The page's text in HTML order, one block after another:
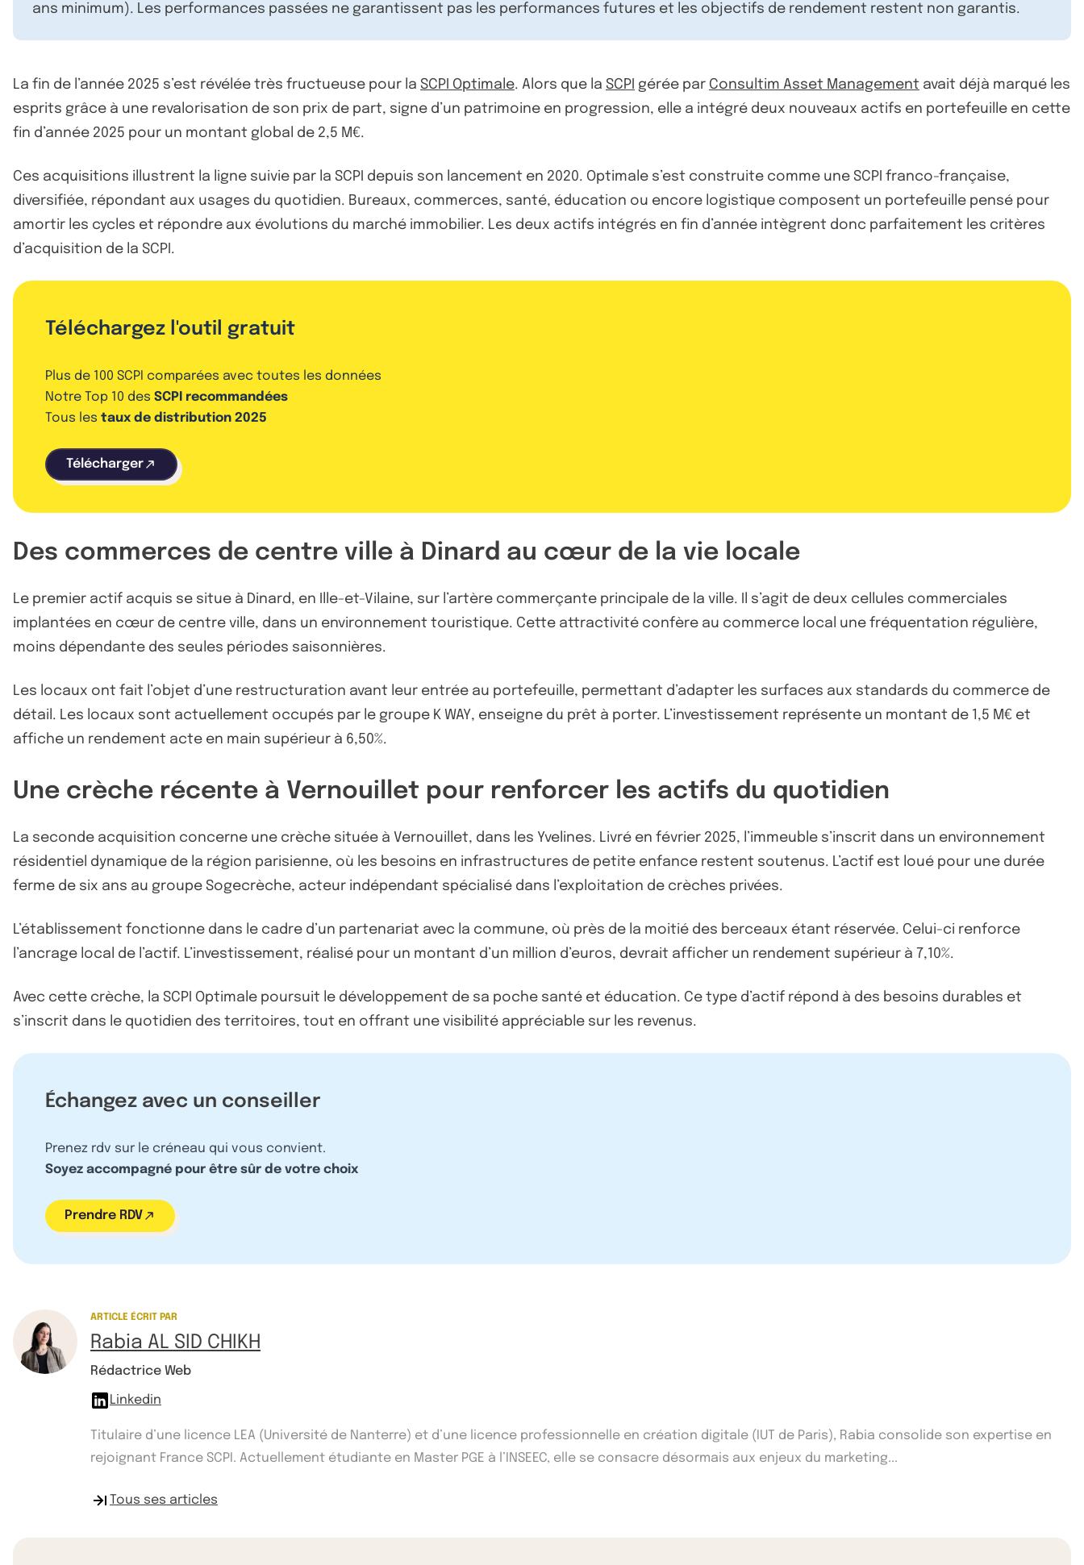
ans minimum). Les performances passées ne garantissent pas les performances futures et les objectifs de rendement restent non garantis.
La fin de l’année 2025 s’est révélée très fructueuse pour la SCPI Optimale. Alors que la SCPI gérée par Consultim Asset Management avait déjà marqué les
esprits grâce à une revalorisation de son prix de part, signe d’un patrimoine en progression, elle a intégré deux nouveaux actifs en portefeuille en cette
fin d’année 2025 pour un montant global de 2,5 M€.
Ces acquisitions illustrent la ligne suivie par la SCPI depuis son lancement en 2020. Optimale s’est construite comme une SCPI franco-française,
diversifiée, répondant aux usages du quotidien. Bureaux, commerces, santé, éducation ou encore logistique composent un portefeuille pensé pour
amortir les cycles et répondre aux évolutions du marché immobilier. Les deux actifs intégrés en fin d’année intègrent donc parfaitement les critères
d’acquisition de la SCPI.
Téléchargez l'outil gratuit
Plus de 100 SCPI comparées avec toutes les données
Notre Top 10 des SCPI recommandées
Tous les taux de distribution 2025
Télécharger
Des commerces de centre ville à Dinard au cœur de la vie locale
Le premier actif acquis se situe à Dinard, en Ille-et-Vilaine, sur l’artère commerçante principale de la ville. Il s’agit de deux cellules commerciales
implantées en cœur de centre ville, dans un environnement touristique. Cette attractivité confère au commerce local une fréquentation régulière,
moins dépendante des seules périodes saisonnières.
Les locaux ont fait l’objet d’une restructuration avant leur entrée au portefeuille, permettant d’adapter les surfaces aux standards du commerce de
détail. Les locaux sont actuellement occupés par le groupe K WAY, enseigne du prêt à porter. L’investissement représente un montant de 1,5 M€ et
affiche un rendement acte en main supérieur à 6,50%.
Une crèche récente à Vernouillet pour renforcer les actifs du quotidien
La seconde acquisition concerne une crèche située à Vernouillet, dans les Yvelines. Livré en février 2025, l’immeuble s’inscrit dans un environnement
résidentiel dynamique de la région parisienne, où les besoins en infrastructures de petite enfance restent soutenus. L’actif est loué pour une durée
ferme de six ans au groupe Sogecrèche, acteur indépendant spécialisé dans l’exploitation de crèches privées.
L’établissement fonctionne dans le cadre d’un partenariat avec la commune, où près de la moitié des berceaux étant réservée. Celui-ci renforce
l’ancrage local de l’actif. L’investissement, réalisé pour un montant d’un million d’euros, devrait afficher un rendement supérieur à 7,10%.
Avec cette crèche, la SCPI Optimale poursuit le développement de sa poche santé et éducation. Ce type d’actif répond à des besoins durables et
s’inscrit dans le quotidien des territoires, tout en offrant une visibilité appréciable sur les revenus.
Échangez avec un conseiller
Prenez rdv sur le créneau qui vous convient.
Soyez accompagné pour être sûr de votre choix
Prendre RDV
ARTICLE ÉCRIT PAR
Rabia AL SID CHIKH
Rédactrice Web
Linkedin
Titulaire d’une licence LEA (Université de Nanterre) et d’une licence professionnelle en création digitale (IUT de Paris), Rabia consolide son expertise en
rejoignant France SCPI. Actuellement étudiante en Master PGE à l’INSEEC, elle se consacre désormais aux enjeux du marketing...
Tous ses articles